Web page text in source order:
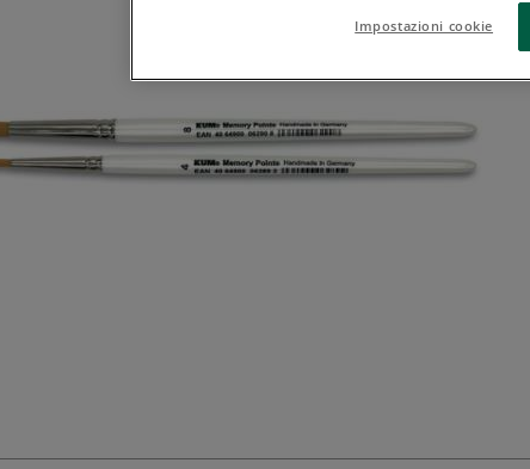
Impostazioni cookie